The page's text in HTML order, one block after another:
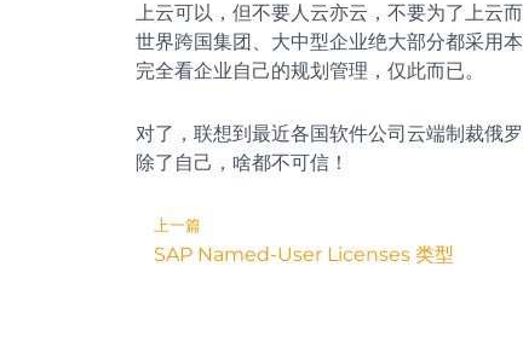
上云可以，但不要人云亦云，不要为了上云
世界跨国集团、大中型企业绝大部分都采用
完全看企业自己的规划管理，仅此而已。
对了，联想到最近各国软件公司云端制裁俄
除了自己，啥都不可信！
Prev
上一篇
SAP Named-User Licenses 类型